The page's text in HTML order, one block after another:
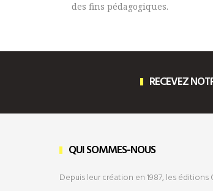
des fins pédagogiques.
RECEVEZ
QUI SOMMES-NOUS
Depuis leur création en 1987, les